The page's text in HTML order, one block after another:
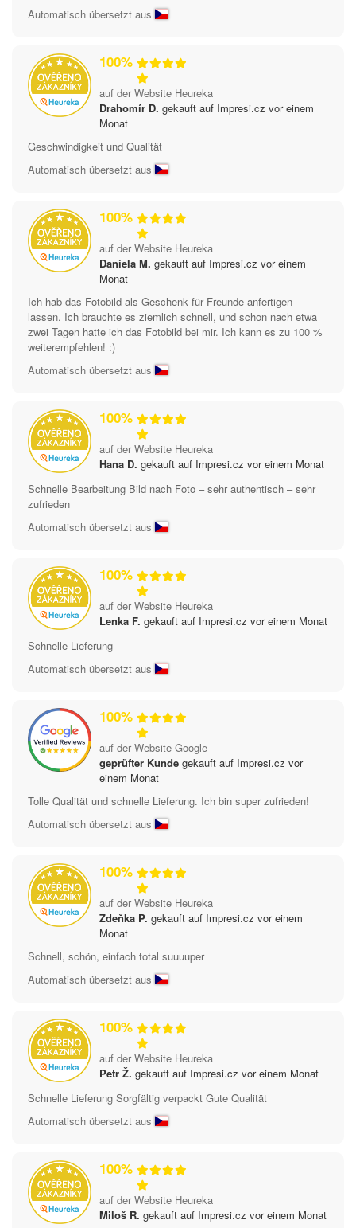
Automatisch übersetzt aus
100%
auf der Website Heureka
Drahomír D. gekauft auf Impresi.cz vor einem
Monat
Geschwindigkeit und Qualität
Automatisch übersetzt aus
100%
auf der Website Heureka
Daniela M. gekauft auf Impresi.cz vor einem
Monat
Ich hab das Fotobild als Geschenk für Freunde anfertigen
lassen. Ich brauchte es ziemlich schnell, und schon nach etwa
zwei Tagen hatte ich das Fotobild bei mir. Ich kann es zu 100 %
weiterempfehlen! :)
Automatisch übersetzt aus
100%
auf der Website Heureka
Hana D. gekauft auf Impresi.cz vor einem Monat
Schnelle Bearbeitung Bild nach Foto – sehr authentisch – sehr
zufrieden
Automatisch übersetzt aus
100%
auf der Website Heureka
Lenka F. gekauft auf Impresi.cz vor einem Monat
Schnelle Lieferung
Automatisch übersetzt aus
100%
auf der Website Google
geprüfter Kunde gekauft auf Impresi.cz vor
einem Monat
Tolle Qualität und schnelle Lieferung. Ich bin super zufrieden!
Automatisch übersetzt aus
100%
auf der Website Heureka
Zdeňka P. gekauft auf Impresi.cz vor einem
Monat
Schnell, schön, einfach total suuuuper
Automatisch übersetzt aus
100%
auf der Website Heureka
Petr Ž. gekauft auf Impresi.cz vor einem Monat
Schnelle Lieferung Sorgfältig verpackt Gute Qualität
Automatisch übersetzt aus
100%
auf der Website Heureka
Miloš R. gekauft auf Impresi.cz vor einem Monat